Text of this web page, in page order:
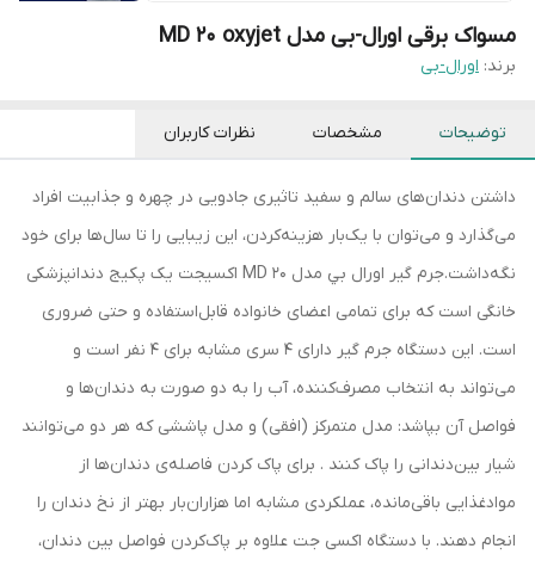
مسواک برقی اورال-بی مدل MD 20 oxyjet
برند: اورال-بی
توضیحات مشخصات نظرات کاربران
داشتن دندان‌های سالم و سفید تاثیری جادویی در چهره و جذابیت افراد
می‌گذارد و می‌توان با یک‌بار هزینه‌کردن، این زیبایی را تا سال‌ها برای خود
نگه‌داشت.جرم گير اورال بي مدل MD 20 اكسيجت یک پکیج دندانپزشکی
خانگی است که برای تمامی اعضای خانواده قابل‌استفاده و حتی ضروری
است. این دستگاه جرم گیر دارای 4 سری مشابه برای 4 نفر است و
می‌تواند به انتخاب مصرف‌کننده، آب را به دو صورت به دندان‌ها و
فواصل آن بپاشد: مدل متمرکز (افقی) و مدل پاششی که هر دو می‌توانند
شیار بین‌دندانی را پاک کنند . برای پاک کردن فاصله‌ی دندان‌ها از
موادغذایی باقی‌مانده، عملکردی مشابه اما هزاران‌بار بهتر از نخ دندان را
انجام دهند. با دستگاه اکسی جت علاوه بر پاک‌کردن فواصل بین دندان،